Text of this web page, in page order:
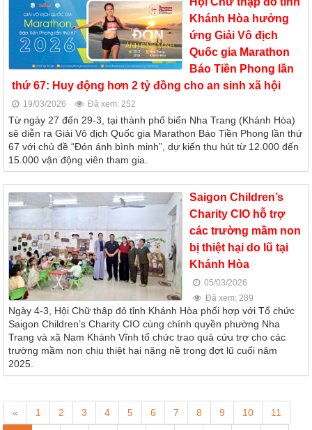
Khánh Hòa hưởng
ứng Giải Vô địch
Quốc gia Marathon
Báo Tiền Phong lần
thứ 67: Huy động hơn 2 tỷ đồng cho an sinh xã hội
19/03/2026 Đã xem: 252
Từ ngày 27 đến 29-3, tại thành phố biển Nha Trang (Khánh Hòa)
sẽ diễn ra Giải Vô địch Quốc gia Marathon Báo Tiền Phong lần thứ
67 với chủ đề “Đón ánh bình minh”, dự kiến thu hút từ 12.000 đến
15.000 vận động viên tham gia.
Saigon Children’s
Charity CIO hỗ trợ
các trường mầm non
bị thiệt hại do lũ tại
Khánh Hòa
05/03/2026
Đã xem: 289
Ngày 4-3, Hội Chữ thập đỏ tỉnh Khánh Hòa phối hợp với Tổ chức
Saigon Children’s Charity CIO cùng chính quyền phường Nha
Trang và xã Nam Khánh Vĩnh tổ chức trao quà cứu trợ cho các
trường mầm non chịu thiệt hại nặng nề trong đợt lũ cuối năm
2025.
« 1 2 3 4 5 6 7 8 9 10 11